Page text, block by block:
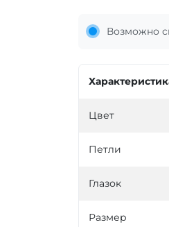
Возможно
Цвет
Петли
Глазок
Размер